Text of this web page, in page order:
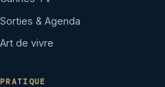
Sorties & Agenda
Art de vivre
PRATIQUE